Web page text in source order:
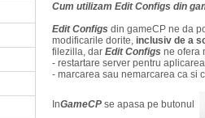
Cum utilizam Edit Configs din
Edit Configs din gameCP ne da
modificarile dorite, inclusiv de a
filezilla, dar Edit Configs ne ofera
- restartare server pentru
- marcarea sau nemarcarea ca si
InGameCP se apasa pe butonul